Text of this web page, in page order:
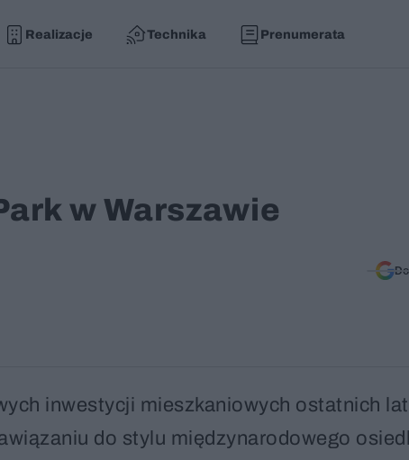
Realizacje Technika Prenumerata
w Warszawie
inwestycji mieszkaniowych ostatnich
do stylu międzynarodowego